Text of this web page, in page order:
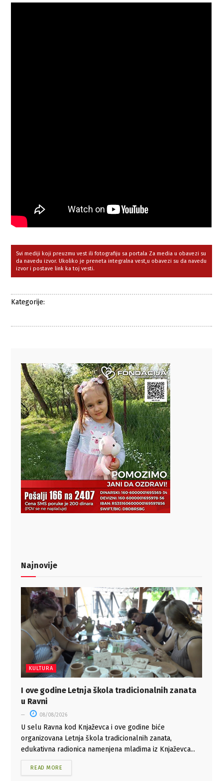
Svi mediji koji preuzmu vest ili fotografiju sa portala Za media u obavezi su
da navedu izvor. Ukoliko je preneta integralna vest,u obavezi su da navedu
izvor i postave link ka toj vesti.
Kategorije:
Najnovije
KULTURA
I ove godine Letnja škola tradicionalnih zanata
u Ravni
08/08/2026
U selu Ravna kod Knjaževca i ove godine biće
organizovana Letnja škola tradicionalnih zanata,
edukativna radionica namenjena mladima iz Knjaževca...
READ MORE